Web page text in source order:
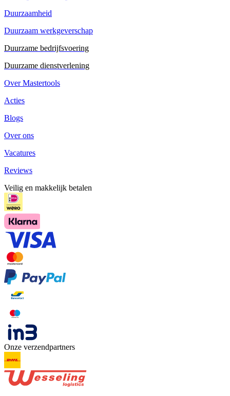
Duurzaamheid
Duurzaam werkgeverschap
Duurzame bedrijfsvoering
Duurzame dienstverlening
Over Mastertools
Acties
Blogs
Over ons
Vacatures
Reviews
Veilig en makkelijk betalen
Onze verzendpartners